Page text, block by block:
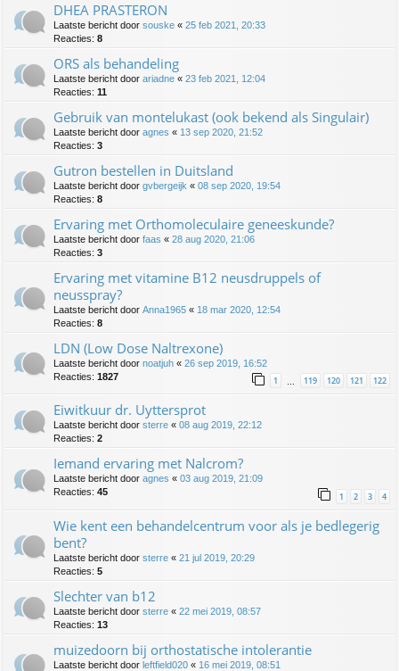
DHEA PRASTERON
Laatste bericht door souske « 25 feb 2021, 20:33
Reacties: 8
ORS als behandeling
Laatste bericht door ariadne « 23 feb 2021, 12:04
Reacties: 11
Gebruik van montelukast (ook bekend als Singulair)
Laatste bericht door agnes « 13 sep 2020, 21:52
Reacties: 3
Gutron bestellen in Duitsland
Laatste bericht door gvbergeijk « 08 sep 2020, 19:54
Reacties: 8
Ervaring met Orthomoleculaire geneeskunde?
Laatste bericht door faas « 28 aug 2020, 21:06
Reacties: 3
Ervaring met vitamine B12 neusdruppels of
neusspray?
Laatste bericht door Anna1965 « 18 mar 2020, 12:54
Reacties: 8
LDN (Low Dose Naltrexone)
Laatste bericht door noatjuh « 26 sep 2019, 16:52
Reacties: 1827 1 … 119 120 121 122
Eiwitkuur dr. Uyttersprot
Laatste bericht door sterre « 08 aug 2019, 22:12
Reacties: 2
Iemand ervaring met Nalcrom?
Laatste bericht door agnes « 03 aug 2019, 21:09
Reacties: 45 1 2 3 4
Wie kent een behandelcentrum voor als je bedlegerig
bent?
Laatste bericht door sterre « 21 jul 2019, 20:29
Reacties: 5
Slechter van b12
Laatste bericht door sterre « 22 mei 2019, 08:57
Reacties: 13
muizedoorn bij orthostatische intolerantie
Laatste bericht door leftfield020 « 16 mei 2019, 08:51